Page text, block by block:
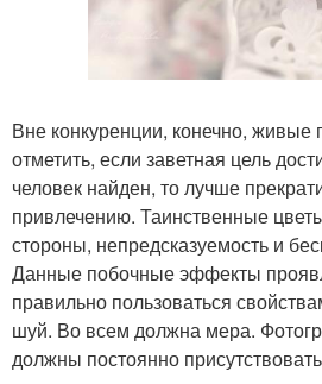
Вне конкуренции, конечно, живые
отметить, если заветная цель
человек найден, то лучше
привлечению. Таинственные
стороны, непредсказуемость и
Данные побочные эффекты
правильно пользоваться
шуй. Во всем должна мера.
должны постоянно